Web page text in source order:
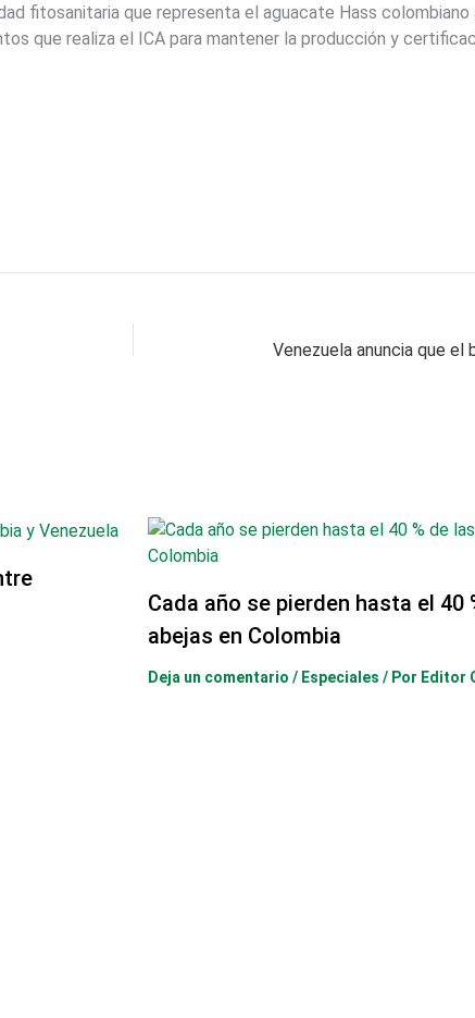
fitosanitaria que representa el aguacate Hass colombiano
que realiza el ICA para mantener la producción y
Cada año se pierden hasta el 40
abejas en Colombia
Deja un comentario / Especiales / Por Editor